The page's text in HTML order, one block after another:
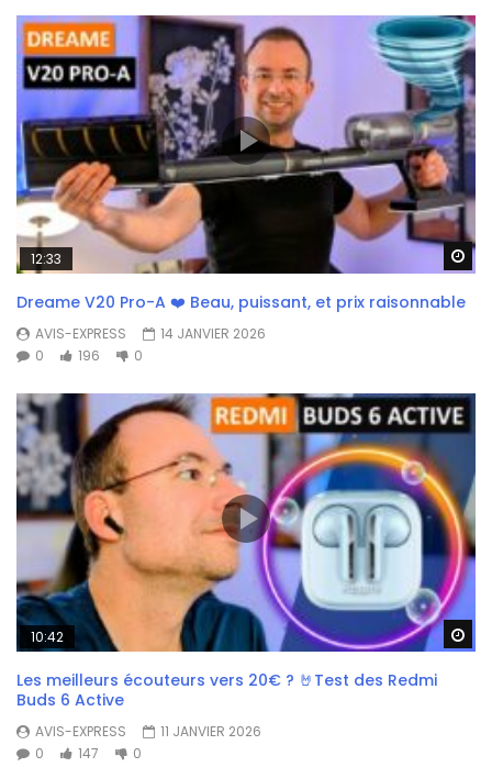
12:33
Dreame V20 Pro-A ❤️ Beau, puissant, et prix raisonnable
AVIS-EXPRESS
14 JANVIER 2026
0
196 0
10:42
Les meilleurs écouteurs vers 20€ ? 🤘Test des Redmi
Buds 6 Active
AVIS-EXPRESS
11 JANVIER 2026
0
147 0